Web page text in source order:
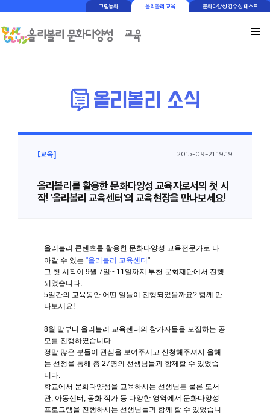
그림동화 올리볼리 교육 문화다양성 감수성 테스트
[교육] 2015-09-21 19:19
올리볼리를 활용한 문화다양성 교육자로서의 첫 시
작! '올리볼리 교육센터'의 교육현장을 만나보세요!
올리볼리 콘텐츠를 활용한 문화다양성 교육전문가로 나
아갈 수 있는 "올리볼리 교육센터"
그 첫 시작이 9월 7일~ 11일까지 부천 문화재단에서 진행
되었습니다.
5일간의 교육동안 어떤 일들이 진행되었을까요? 함께 만
나보세요!
8월 말부터 올리볼리 교육센터의 참가자들을 모집하는 공
모를 진행하였습니다.
정말 많은 분들이 관심을 보여주시고 신청해주셔서 올해
는 선정을 통해 총 27명의 선생님들과 함께할 수 있었습
니다.
학교에서 문화다양성을 교육하시는 선생님든 물론 도서
관, 아동센터, 동화 작가 등 다양한 영역에서 문화다양성
프로그램을 진행하시는 선생님들과 함께 할 수 있었습니